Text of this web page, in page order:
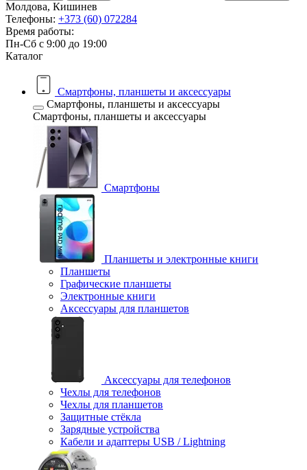
Молдова, Кишинев
Телефоны: +373 (60) 072284
Время работы:
Пн-Сб с 9:00 до 19:00
Каталог
Смартфоны, планшеты и аксессуары
Смартфоны, планшеты и аксессуары
Смартфоны, планшеты и аксессуары
Смартфоны
Планшеты и электронные книги
Планшеты
Графические планшеты
Электронные книги
Аксессуары для планшетов
Аксессуары для телефонов
Чехлы для телефонов
Чехлы для планшетов
Защитные стёкла
Зарядные устройства
Кабели и адаптеры USB / Lightning